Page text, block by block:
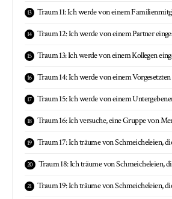
Traum 11: Ich werde von einem
Traum 12: Ich werde von einem Partner
Traum 13: Ich werde von einem Kollegen
Traum 14: Ich werde von einem
Traum 15: Ich werde von einem
Traum 16: Ich versuche, eine Gruppe von
Traum 17: Ich träume von Schmeicheleien,
Traum 18: Ich träume von Schmeicheleien,
Traum 19: Ich träume von Schmeicheleien,